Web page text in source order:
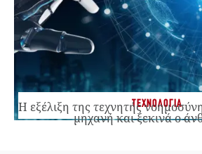
ΤΕΧΝΟΛΟΓΙΑ
Η εξέλιξη της τεχνητής
μηχανή και ξεκινά ο